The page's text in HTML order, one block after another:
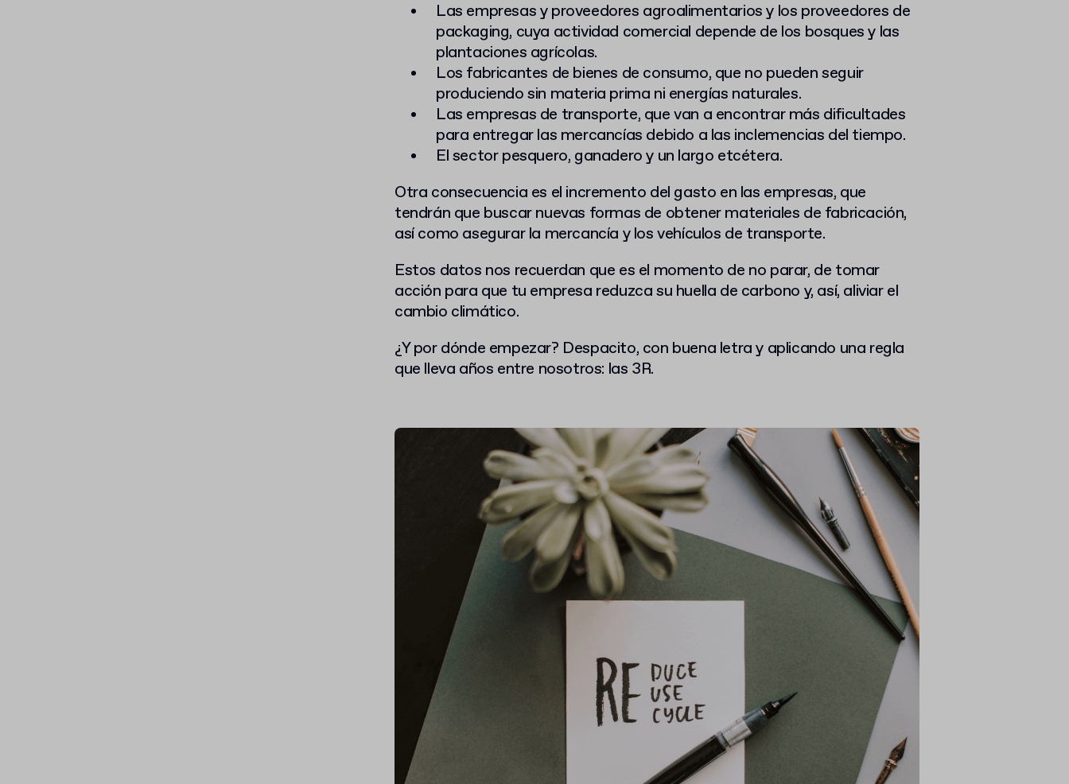
Las empresas y proveedores agroalimentarios y los proveedores de
packaging, cuya actividad comercial depende de los bosques y las
plantaciones agrícolas.
Los fabricantes de bienes de consumo, que no pueden seguir
produciendo sin materia prima ni energías naturales.
Las empresas de transporte, que van a encontrar más dificultades
para entregar las mercancías debido a las inclemencias del tiempo.
El sector pesquero, ganadero y un largo etcétera.
Otra consecuencia es el incremento del gasto en las empresas, que
tendrán que buscar nuevas formas de obtener materiales de fabricación,
así como asegurar la mercancía y los vehículos de transporte.
Estos datos nos recuerdan que es el momento de no parar, de tomar
acción para que tu empresa reduzca su huella de carbono y, así, aliviar el
cambio climático.
¿Y por dónde empezar? Despacito, con buena letra y aplicando una regla
que lleva años entre nosotros: las 3R.